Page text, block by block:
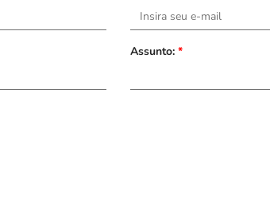
Assunto: *